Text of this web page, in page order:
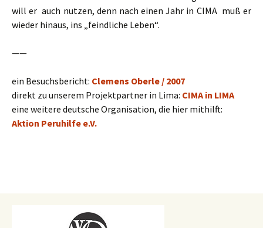
will er auch nutzen, denn nach einen Jahr in CIMA muß er
wieder hinaus, ins „feindliche Leben“.
——
ein Besuchsbericht: Clemens Oberle / 2007
direkt zu unserem Projektpartner in Lima: CIMA in LIMA
eine weitere deutsche Organisation, die hier mithilft:
Aktion Peruhilfe e.V.